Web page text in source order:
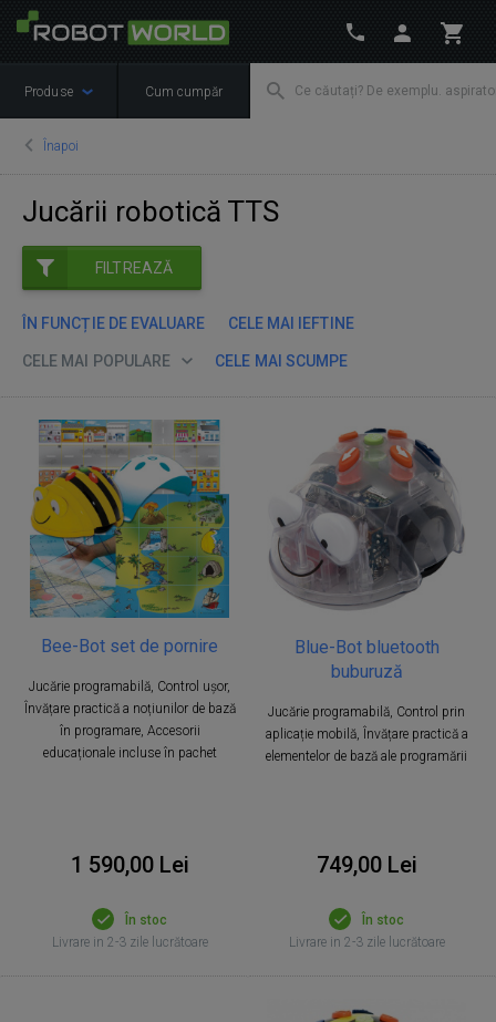
Produse Cum cumpăr
Înapoi
Jucării robotică TTS
FILTREAZĂ
ÎN FUNCȚIE DE EVALUARE CELE MAI IEFTINE
CELE MAI POPULARE CELE MAI SCUMPE
Bee-Bot set de pornire
Jucărie programabilă, Control ușor,
Învățare practică a noțiunilor de bază
în programare, Accesorii
educaționale incluse în pachet
1 590,00 Lei
În stoc
Livrare in 2-3 zile lucrătoare
Blue-Bot bluetooth
buburuză
Jucărie programabilă, Control prin
aplicație mobilă, Învățare practică a
elementelor de bază ale programării
749,00 Lei
În stoc
Livrare in 2-3 zile lucrătoare